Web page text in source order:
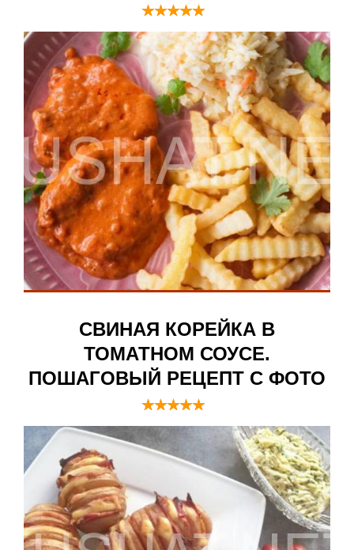
СВИНАЯ КОРЕЙКА В
ТОМАТНОМ СОУСЕ.
ПОШАГОВЫЙ РЕЦЕПТ С ФОТО